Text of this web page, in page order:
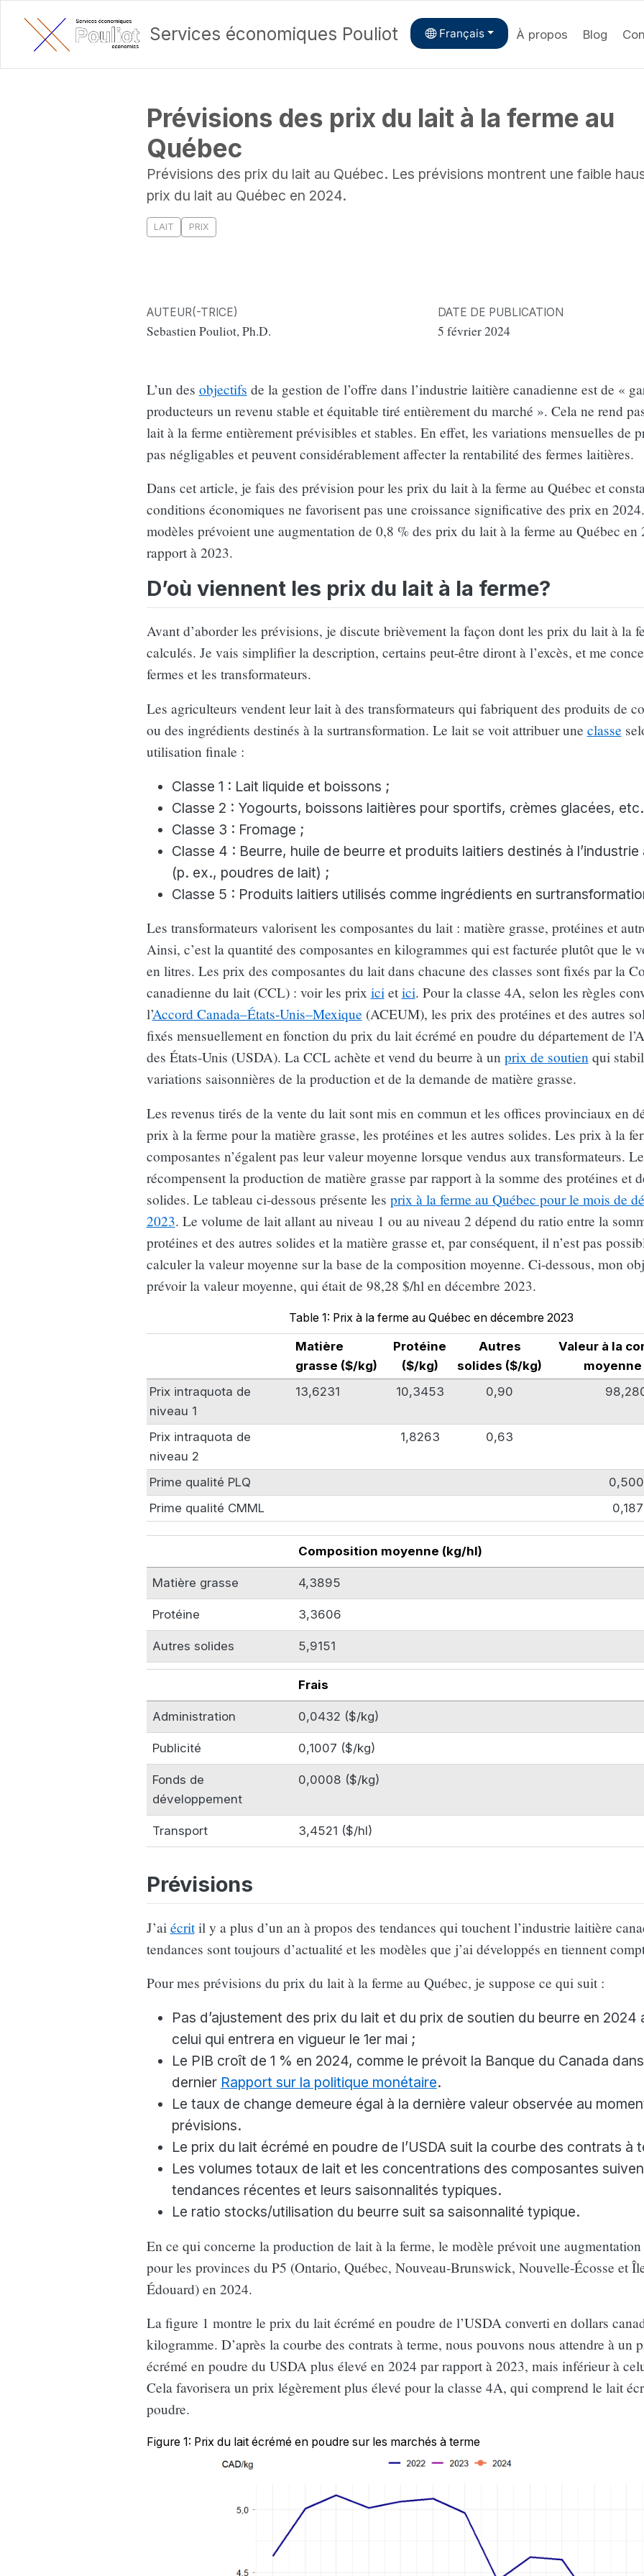
Services économiques Pouliot Français À propos Blog
Prévisions des prix du lait à la ferme au
Québec
Prévisions des prix du lait au Québec. Les prévisions montrent une faible
prix du lait au Québec en 2024.
LAIT PRIX
AUTEUR(-TRICE)
Sebastien Pouliot, Ph.D.
DATE DE PUBLICATION
5 février 2024
L’un des objectifs de la gestion de l’offre dans l’industrie laitière canadienne est de «
producteurs un revenu stable et équitable tiré entièrement du marché ». Cela ne rend
lait à la ferme entièrement prévisibles et stables. En effet, les variations mensuelles de
pas négligables et peuvent considérablement affecter la rentabilité des fermes laitières.
Dans cet article, je fais des prévision pour les prix du lait à la ferme au Québec et
conditions économiques ne favorisent pas une croissance significative des prix en
modèles prévoient une augmentation de 0,8 % des prix du lait à la ferme au Québec en
rapport à 2023.
D’où viennent les prix du lait à la ferme?
Avant d’aborder les prévisions, je discute brièvement la façon dont les prix du lait à la
calculés. Je vais simplifier la description, certains peut-être diront à l’excès, et me
fermes et les transformateurs.
Les agriculteurs vendent leur lait à des transformateurs qui fabriquent des produits de
ou des ingrédients destinés à la surtransformation. Le lait se voit attribuer une classe
utilisation finale :
Classe 1 : Lait liquide et boissons ;
Classe 2 : Yogourts, boissons laitières pour sportifs, crèmes glacées,
Classe 3 : Fromage ;
Classe 4 : Beurre, huile de beurre et produits laitiers destinés à l’industrie
(p. ex., poudres de lait) ;
Classe 5 : Produits laitiers utilisés comme ingrédients en
Les transformateurs valorisent les composantes du lait : matière grasse, protéines et
Ainsi, c’est la quantité des composantes en kilogrammes qui est facturée plutôt que le
en litres. Les prix des composantes du lait dans chacune des classes sont fixés par la
canadienne du lait (CCL) : voir les prix icietici. Pour la classe 4A, selon les règles
l’Accord Canada–États-Unis–Mexique (ACEUM), les prix des protéines et des autres
fixés mensuellement en fonction du prix du lait écrémé en poudre du département de
des États-Unis (USDA). La CCL achète et vend du beurre à un prix de soutienqui
variations saisonnières de la production et de la demande de matière grasse.
Les revenus tirés de la vente du lait sont mis en commun et les offices provinciaux en
prix à la ferme pour la matière grasse, les protéines et les autres solides. Les prix à la
composantes n’égalent pas leur valeur moyenne lorsque vendus aux transformateurs.
récompensent la production de matière grasse par rapport à la somme des protéines et
solides. Le tableau ci-dessous présente les prix à la ferme au Québec pour le mois de
2023. Le volume de lait allant au niveau 1 ou au niveau 2 dépend du ratio entre la
protéines et des autres solides et la matière grasse et, par conséquent, il n’est pas
calculer la valeur moyenne sur la base de la composition moyenne. Ci-dessous, mon
prévoir la valeur moyenne, qui était de 98,28 $/hl en décembre 2023.
Table 1: Prix à la ferme au Québec en décembre 2023
Matière
grasse ($/kg)
Protéine
($/kg)
Autres
solides ($/kg)
Valeur à la
Prix intraquota de
niveau 1
13,6231 10,3453 0,90
Prix intraquota de
niveau 2
1,8263 0,63
Prime qualité PLQ
Prime qualité CMML
Composition moyenne (kg/hl)
Matière grasse 4,3895
Protéine 3,3606
Autres solides 5,9151
Frais
Administration 0,0432 ($/kg)
Publicité 0,1007 ($/kg)
Fonds de
développement
0,0008 ($/kg)
Transport 3,4521 ($/hl)
Prévisions
J’ai écritil y a plus d’un an à propos des tendances qui touchent l’industrie laitière
tendances sont toujours d’actualité et les modèles que j’ai développés en tiennent
Pour mes prévisions du prix du lait à la ferme au Québec, je suppose ce qui suit :
Pas d’ajustement des prix du lait et du prix de soutien du beurre en 2024
celui qui entrera en vigueur le 1er mai ;
Le PIB croît de 1 % en 2024, comme le prévoit la Banque du Canada
dernier Rapport sur la politique monétaire.
Le taux de change demeure égal à la dernière valeur observée au
prévisions.
Le prix du lait écrémé en poudre de l’USDA suit la courbe des contrats à
Les volumes totaux de lait et les concentrations des composantes
tendances récentes et leurs saisonnalités typiques.
Le ratio stocks/utilisation du beurre suit sa saisonnalité typique.
En ce qui concerne la production de lait à la ferme, le modèle prévoit une
pour les provinces du P5 (Ontario, Québec, Nouveau-Brunswick, Nouvelle-Écosse et
Édouard) en 2024.
La figure 1 montre le prix du lait écrémé en poudre de l’USDA converti en dollars
kilogramme. D’après la courbe des contrats à terme, nous pouvons nous attendre à un
écrémé en poudre du USDA plus élevé en 2024 par rapport à 2023, mais inférieur à
Cela favorisera un prix légèrement plus élevé pour la classe 4A, qui comprend le lait
poudre.
Figure 1: Prix du lait écrémé en poudre sur les marchés à terme